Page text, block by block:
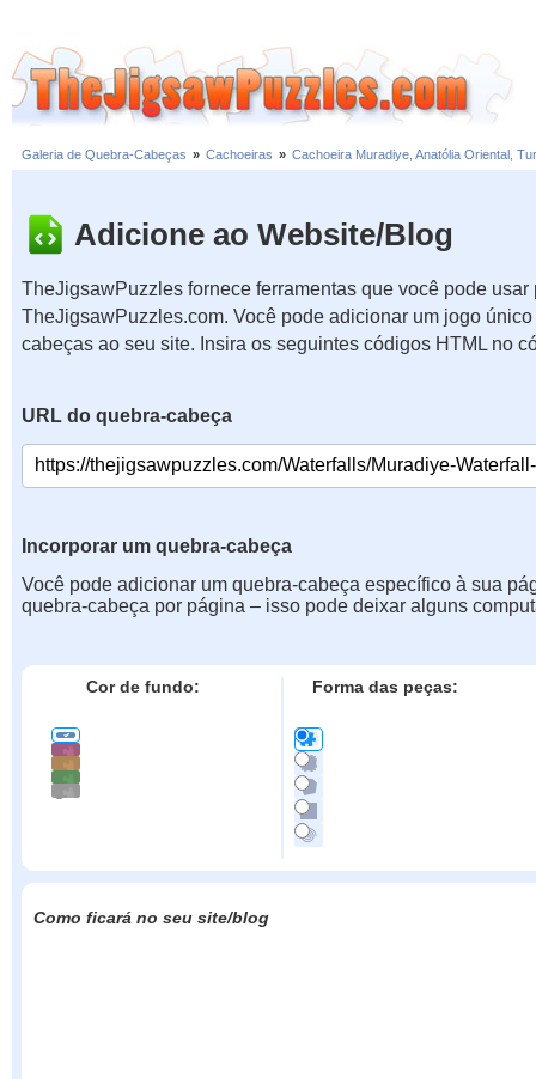
Galeria de Quebra-Cabeças » Cachoeiras » Cachoeira Muradiye, Anatólia Oriental,
Adicione ao Website/Blog
TheJigsawPuzzles fornece ferramentas que você pode usar
TheJigsawPuzzles.com. Você pode adicionar um jogo
cabeças ao seu site. Insira os seguintes códigos HTML no
URL do quebra-cabeça
Incorporar um quebra-cabeça
Você pode adicionar um quebra-cabeça específico à sua
quebra-cabeça por página – isso pode deixar alguns
Cor de fundo: Forma das peças:
Como ficará no seu site/blog